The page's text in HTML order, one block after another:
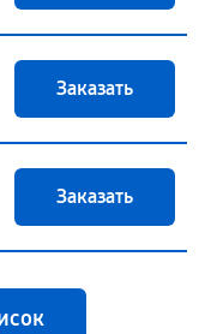
Заказать
Заказать